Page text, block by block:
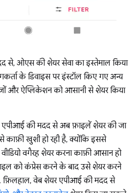
से, ओएस की शेयर सेवा का इस्तेमाल किया
के डिवाइस पर इंस्टॉल किए गए अन्य
और ऐप्लिकेशन को आसानी से शेयर किया
की मदद से अब फ़ाइलें शेयर की जा
काफ़ी खुशी हो रही है, क्योंकि इससे
वगैरह शेयर करना काफ़ी आसान हो
को कंप्रेस करने के बाद उसे शेयर करने
फ़िलहाल, वेब शेयर एपीआई की मदद से